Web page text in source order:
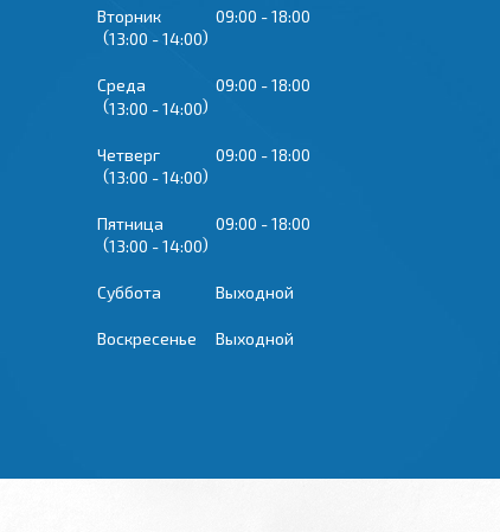
Вторник 09:00
18:00
13:00
14:00
Среда 09:00
18:00
13:00
14:00
Четверг 09:00
18:00
13:00
14:00
Пятница 09:00
18:00
13:00
14:00
Суббота Выходной
Воскресенье Выходной